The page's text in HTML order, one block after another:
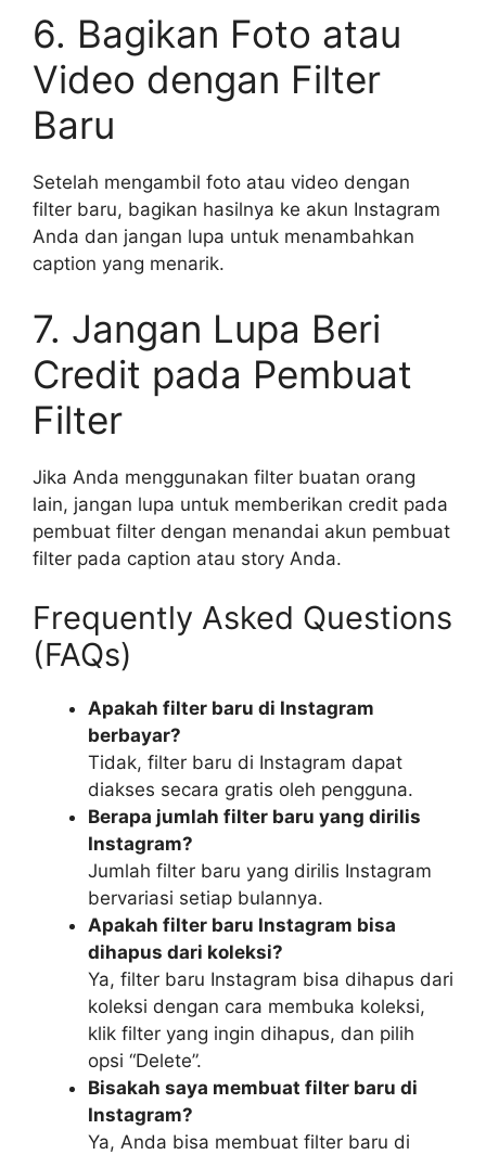
6. Bagikan Foto atau
Video dengan Filter
Baru
Setelah mengambil foto atau video dengan
filter baru, bagikan hasilnya ke akun Instagram
Anda dan jangan lupa untuk menambahkan
caption yang menarik.
7. Jangan Lupa Beri
Credit pada Pembuat
Filter
Jika Anda menggunakan filter buatan orang
lain, jangan lupa untuk memberikan credit pada
pembuat filter dengan menandai akun pembuat
filter pada caption atau story Anda.
Frequently Asked Questions
(FAQs)
Apakah filter baru di Instagram
berbayar?
Tidak, filter baru di Instagram dapat
diakses secara gratis oleh pengguna.
Berapa jumlah filter baru yang dirilis
Instagram?
Jumlah filter baru yang dirilis Instagram
bervariasi setiap bulannya.
Apakah filter baru Instagram bisa
dihapus dari koleksi?
Ya, filter baru Instagram bisa dihapus dari
koleksi dengan cara membuka koleksi,
klik filter yang ingin dihapus, dan pilih
opsi “Delete”.
Bisakah saya membuat filter baru di
Instagram?
Ya, Anda bisa membuat filter baru di